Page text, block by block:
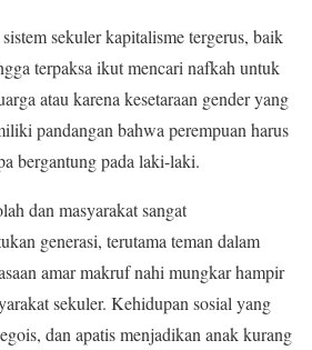
sekuler kapitalisme tergerus, baik
terpaksa ikut mencari nafkah untuk
atau karena kesetaraan gender yang
pandangan bahwa perempuan harus
bergantung pada laki-laki.
dan masyarakat sangat
generasi, terutama teman dalam
amar makruf nahi mungkar hampir
sekuler. Kehidupan sosial yang
dan apatis menjadikan anak kurang